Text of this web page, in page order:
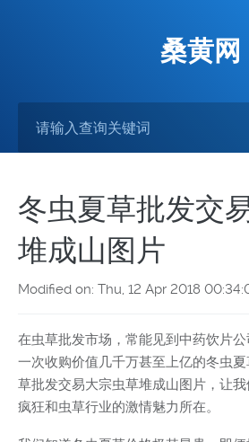
桑黄网
冬虫夏草批发交
堆成山图片
Modified on: Thu, 12 Apr 2018
在虫草批发市场，常能见到中药饮片
一次收购价值几千万甚至上亿的冬虫
草批发交易大宗虫草堆成山图片，让
疯狂和虫草行业的激情魅力所在。